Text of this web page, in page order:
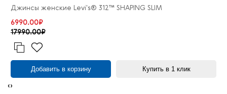
Джинсы женские Levi's® 312™ SHAPING SLIM
6990.00₽
17990.00₽
Добавить в корзину Купить в 1 клик
‹›